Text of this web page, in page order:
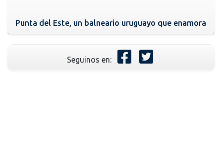
Punta del Este, un balneario uruguayo que enamora
Seguinos en: